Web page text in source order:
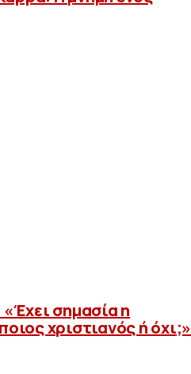
σημασία η
χριστιανός ή όχι;»